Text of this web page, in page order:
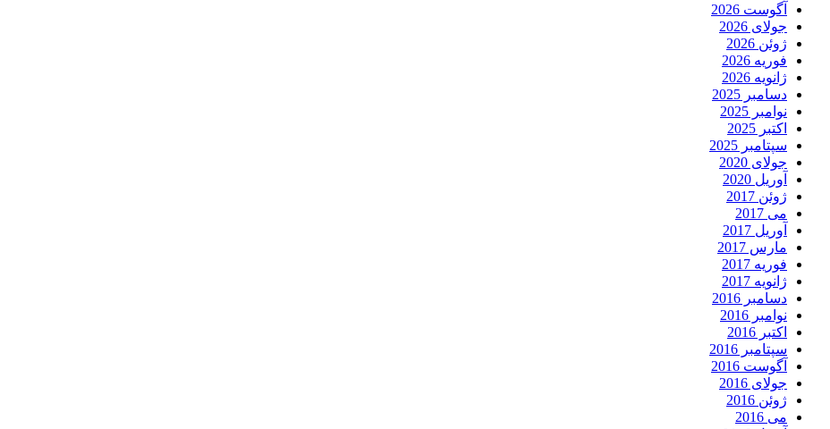
آگوست 2026
جولای 2026
ژوئن 2026
فوریه 2026
ژانویه 2026
دسامبر 2025
نوامبر 2025
اکتبر 2025
سپتامبر 2025
جولای 2020
آوریل 2020
ژوئن 2017
می 2017
آوریل 2017
مارس 2017
فوریه 2017
ژانویه 2017
دسامبر 2016
نوامبر 2016
اکتبر 2016
سپتامبر 2016
آگوست 2016
جولای 2016
ژوئن 2016
می 2016